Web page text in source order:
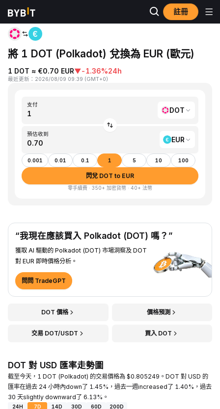
註冊
首頁 DOT to EUR
將 1 DOT (Polkadot) 兌換為 EUR (歐元)
1 DOT ≈ €0.70 EUR▼-1.36%24h
最近更新 ： 2026/08/09 09:39 (GMT+0)
支付
DOT
預估收到
EUR
0.001 0.01 0.1 1 5 10 100
閃兌 DOT to EUR
零手續費 · 350+ 加密貨幣 · 40+ 法幣
“我現在應該買入 Polkadot (DOT) 嗎？”
獲取 AI 驅動的 Polkadot (DOT) 市場洞察及 DOT
對 EUR 即時價格分析。
問問 TradeGPT
DOT 價格 價格預測
交易 DOT/USDT 買入 DOT
DOT 對 USD 匯率走勢圖
截至今天，1 DOT (Polkadot) 的交易價格為 $0.805249。DOT 對 USD 的
匯率在過去 24 小時內down了 1.45%，過去一週increased了 1.40%，過去
30 天slightly downward了 6.13%。
24H 7D 14D 30D 60D
200D